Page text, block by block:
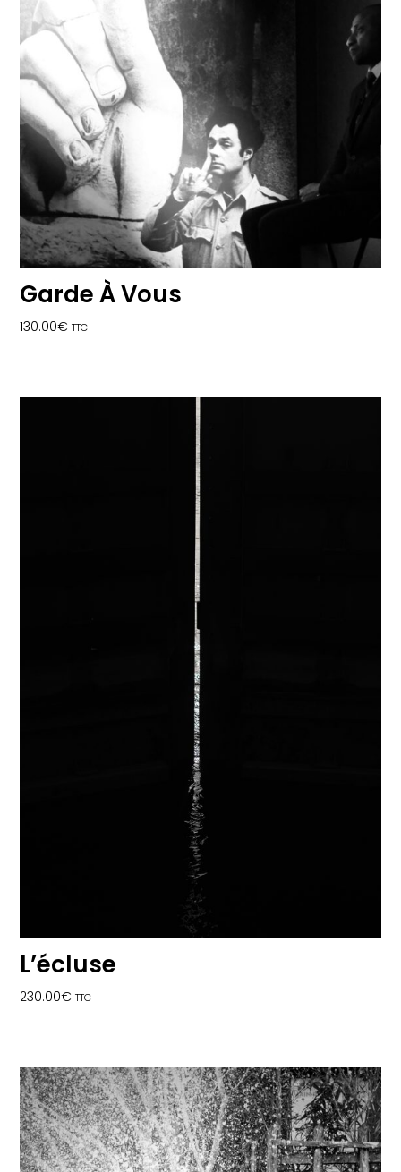
Garde À Vous
130.00€ TTC
L’écluse
230.00€ TTC